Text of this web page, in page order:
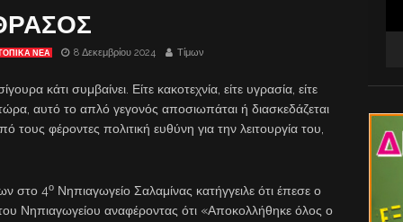
ΝΕΑ 8 Δεκεμβρίου 2024 Τίμων
κάτι συμβαίνει. Είτε κακοτεχνία, είτε υγρασία, είτε
αυτό το απλό γεγονός αποσιωπάται ή διασκεδάζεται
τους φέροντες πολιτική ευθύνη για την λειτουργία του,
στο 4ο Νηπιαγωγείο Σαλαμίνας κατήγγειλε ότι έπεσε ο
Νηπιαγωγείου αναφέροντας ότι «Αποκολλήθηκε όλος ο